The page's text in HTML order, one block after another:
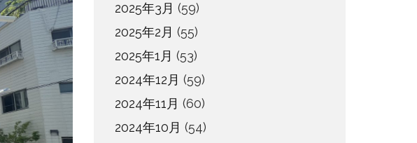
2025年3月 (59)
2025年2月 (55)
2025年1月 (53)
2024年12月 (59)
2024年11月 (60)
2024年10月 (54)